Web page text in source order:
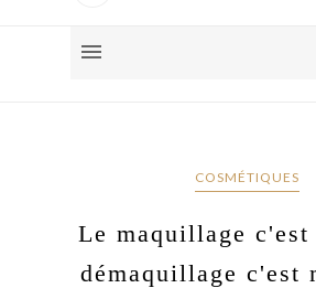
COSMÉTIQUES
Le maquillage
démaquillage c'est